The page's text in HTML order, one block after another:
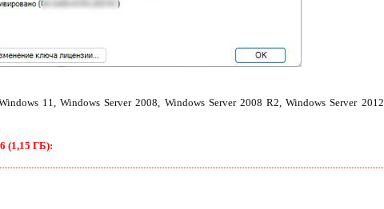
11, Windows Server 2008, Windows Server 2008 R2, Windows Server 2012,
(1,15 ГБ):